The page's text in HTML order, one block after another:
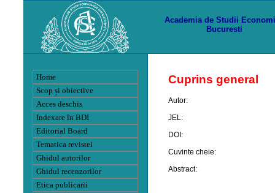
Academia de Studii
Bucuresti
Home
Scop și obiective
Acces deschis
Indexare în BDI
Editorial Board
Tematica revistei
Ghidul autorilor
Ghidul recenzorilor
Etica publicarii
Cuprins general
Autor:
JEL:
DOI:
Cuvinte cheie:
Abstract: